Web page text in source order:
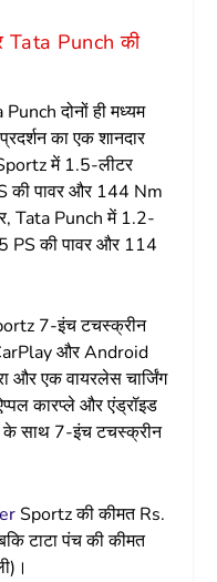
Punch की
दोनों ही मध्यम
का एक शानदार
में 1.5-लीटर
की पावर और 144 Nm
Tata Punch में 1.2-
PS की पावर और 114
7-इंच टचस्क्रीन
और Android
एक वायरलेस चार्जिंग
कारप्ले और एंड्रॉइड
के साथ 7-इंच टचस्क्रीन
Sportz की कीमत Rs.
टाटा पंच की कीमत